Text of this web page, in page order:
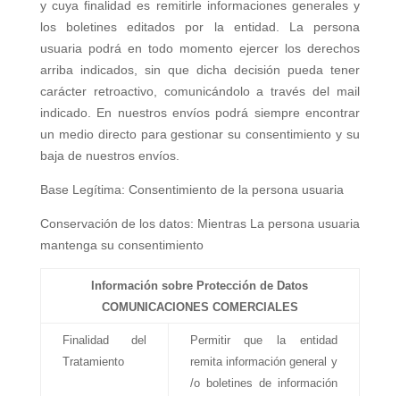
y cuya finalidad es remitirle informaciones generales y
los boletines editados por la entidad. La persona
usuaria podrá en todo momento ejercer los derechos
arriba indicados, sin que dicha decisión pueda tener
carácter retroactivo, comunicándolo a través del mail
indicado. En nuestros envíos podrá siempre encontrar
un medio directo para gestionar su consentimiento y su
baja de nuestros envíos.
Base Legítima: Consentimiento de la persona usuaria
Conservación de los datos: Mientras La persona usuaria
mantenga su consentimiento
Información sobre Protección de Datos
COMUNICACIONES COMERCIALES
Finalidad del
Tratamiento
Permitir que la entidad
remita información general y
/o boletines de información